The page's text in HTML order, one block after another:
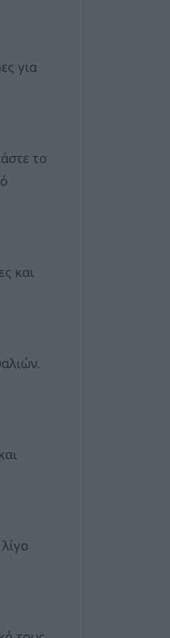
για
το
και